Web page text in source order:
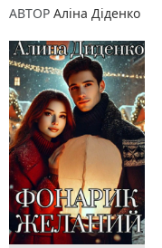
АВТОР Аліна Діденко